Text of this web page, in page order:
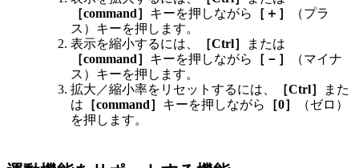
［command］ キーを押しながら ［＋］
（プラ
ス）キーを押します。
表示を縮小するには、
［Ctrl］
または
［command］ キーを押しながら ［－］
（マイナ
ス）キーを押します。
拡大／縮小率をリセットするには、
［Ctrl］
また
は ［command］ キーを押しながら ［0］
（ゼロ）
を押します。